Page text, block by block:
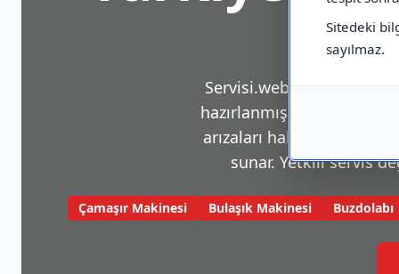
Sitedeki
sayılmaz.
Servisi.web.tr, beyaz
hazırlanmış bir
arızaları hakkında sık
sunar. Yetkili servis
Çamaşır Makinesi Bulaşık Makinesi Buzdolabı